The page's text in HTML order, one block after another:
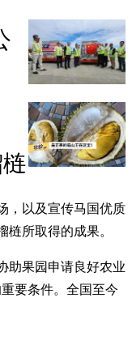
，以及宣传马国优质
所取得的成果。
助果园申请良好农业
要条件。全国至今